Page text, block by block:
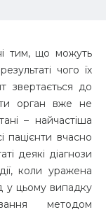
тим, що можуть
чого їх
звертається до
орган вже не
– найчастіша
пацієнти вчасно
деякі діагнози
коли уражена
у цьому випадку
методом